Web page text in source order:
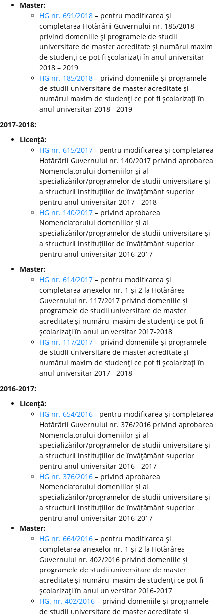
Master:
HG nr. 691/2018 – pentru modificarea şi
completarea Hotărârii Guvernului nr. 185/2018
privind domeniile şi programele de studii
universitare de master acreditate şi numărul maxim
de studenţi ce pot fi şcolarizaţi în anul universitar
2018 – 2019
HG nr. 185/2018 – privind domeniile şi programele
de studii universitare de master acreditate şi
numărul maxim de studenţi ce pot fi şcolarizaţi în
anul universitar 2018 - 2019
2017-2018:
Licenţă:
HG nr. 615/2017 - pentru modificarea şi completarea
Hotărârii Guvernului nr. 140/2017 privind aprobarea
Nomenclatorului domeniilor şi al
specializărilor/programelor de studii universitare şi
a structurii instituţiilor de învăţământ superior
pentru anul universitar 2017 - 2018
HG nr. 140/2017 – privind aprobarea
Nomenclatorului domeniilor și al
specializărilor/programelor de studii universitare și
a structurii instituțiilor de învățământ superior
pentru anul universitar 2016-2017
Master:
HG nr. 614/2017 – pentru modificarea şi
completarea anexelor nr. 1 şi 2 la Hotărârea
Guvernului nr. 117/2017 privind domeniile şi
programele de studii universitare de master
acreditate şi numărul maxim de studenţi ce pot fi
şcolarizaţi în anul universitar 2017-2018
HG nr. 117/2017 – privind domeniile şi programele
de studii universitare de master acreditate şi
numărul maxim de studenţi ce pot fi şcolarizaţi în
anul universitar 2017 - 2018
2016-2017:
Licenţă:
HG nr. 654/2016 - pentru modificarea şi completarea
Hotărârii Guvernului nr. 376/2016 privind aprobarea
Nomenclatorului domeniilor şi al
specializărilor/programelor de studii universitare şi
a structurii instituţiilor de învăţământ superior
pentru anul universitar 2016 - 2017
HG nr. 376/2016 – privind aprobarea
Nomenclatorului domeniilor și al
specializărilor/programelor de studii universitare și
a structurii instituțiilor de învățământ superior
pentru anul universitar 2016-2017
Master:
HG nr. 664/2016 – pentru modificarea şi
completarea anexelor nr. 1 şi 2 la Hotărârea
Guvernului nr. 402/2016 privind domeniile şi
programele de studii universitare de master
acreditate şi numărul maxim de studenţi ce pot fi
şcolarizaţi în anul universitar 2016-2017
HG. nr. 402/2016 – privind domeniile şi programele
de studii universitare de master acreditate şi